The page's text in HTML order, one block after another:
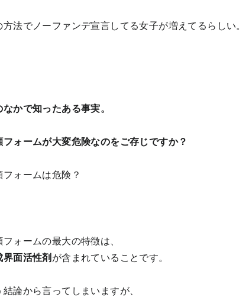
方法でノーファンデ宣言してる女子が増えてるらしい。
なかで知ったある事実。
フォームが大変危険なのをご存じですか？
フォームは危険？
フォームの最大の特徴は、
界面活性剤が含まれていることです。
結論から言ってしまいますが、